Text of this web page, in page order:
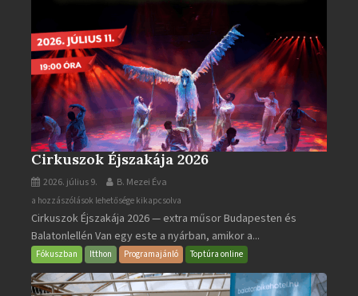
Cirkuszok Éjszakája 2026
2026. július 9. B. Mezei Éva
Cirkuszok
Éjszakája
2026
bejegyzéshez
a hozzászólások lehetősége kikapcsolva
Cirkuszok Éjszakája 2026 — extra műsor Budapesten és
Balatonlellén Van egy este a nyárban, amikor a...
Fókuszban Itthon Programajánló Toptúra online